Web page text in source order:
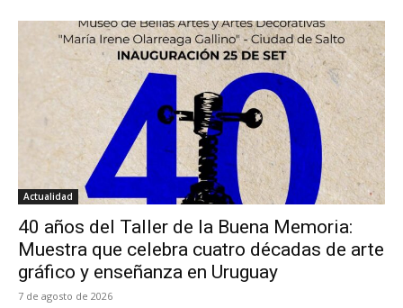
Actualidad
40 años del Taller de la Buena Memoria:
Muestra que celebra cuatro décadas de arte
gráfico y enseñanza en Uruguay
7 de agosto de 2026